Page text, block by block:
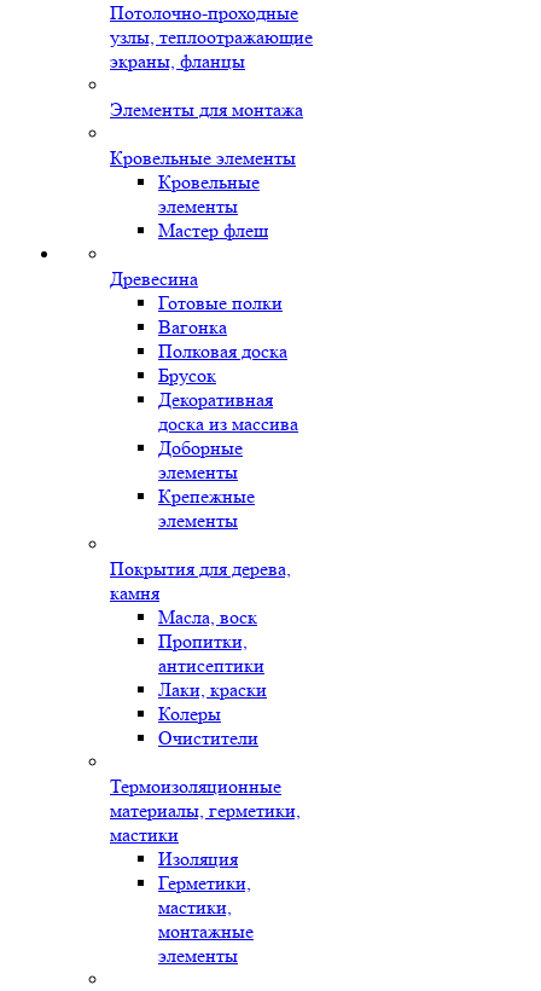
Потолочно-проходные
узлы, теплоотражающие
экраны, фланцы
Элементы для монтажа
Кровельные элементы
Кровельные
элементы
Мастер флеш
Древесина
Готовые полки
Вагонка
Полковая доска
Брусок
Декоративная
доска из массива
Доборные
элементы
Крепежные
элементы
Покрытия для дерева,
камня
Масла, воск
Пропитки,
антисептики
Лаки, краски
Колеры
Очистители
Термоизоляционные
материалы, герметики,
мастики
Изоляция
Герметики,
мастики,
монтажные
элементы